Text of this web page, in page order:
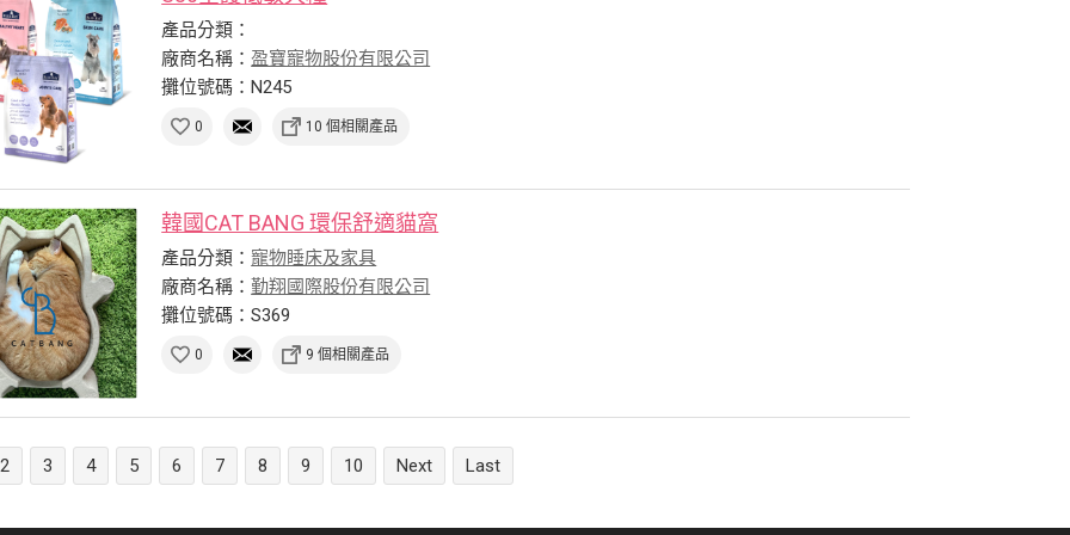
產品分類：
廠商名稱：盈寶寵物股份有限公司
攤位號碼：N245
0 10 個相關產品
韓國CAT BANG 環保舒適貓窩
產品分類：寵物睡床及家具
廠商名稱：勤翔國際股份有限公司
攤位號碼：S369
0 9 個相關產品
2 3 4 5 6 7 8 9 10 Next Last